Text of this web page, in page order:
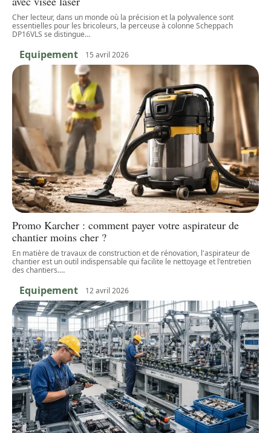
Cher lecteur, dans un monde où la précision et la polyvalence sont
essentielles pour les bricoleurs, la perceuse à colonne Scheppach
DP16VLS se distingue…
Equipement 15 avril 2026
Promo Karcher : comment payer votre aspirateur de
chantier moins cher ?
En matière de travaux de construction et de rénovation, l'aspirateur de
chantier est un outil indispensable qui facilite le nettoyage et l'entretien
des chantiers.…
Equipement 12 avril 2026